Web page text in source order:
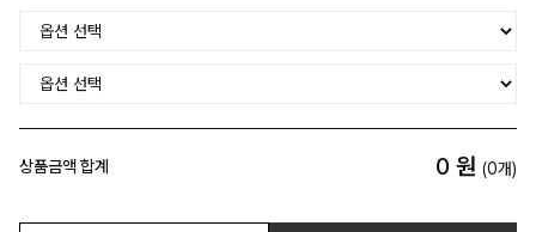
상품금액 합계 0 원 (0개)